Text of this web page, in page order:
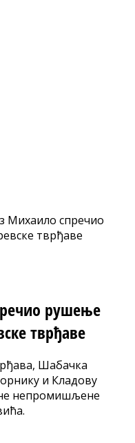
Михаило спречио
тврђаве
рушење
тврђаве
Шабачка
и Кладову
непромишљене